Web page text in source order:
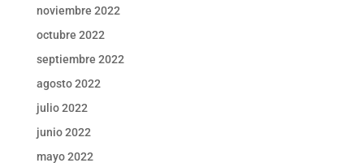
noviembre 2022
octubre 2022
septiembre 2022
agosto 2022
julio 2022
junio 2022
mayo 2022